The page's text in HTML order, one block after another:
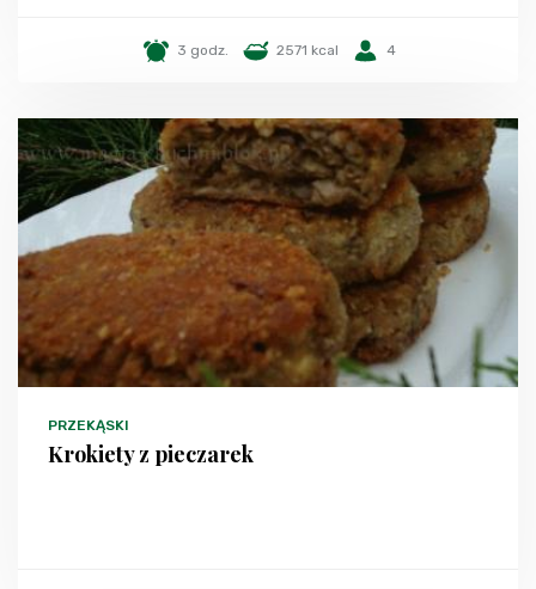
3 godz. 2571 kcal 4
PRZEKĄSKI
Krokiety z pieczarek